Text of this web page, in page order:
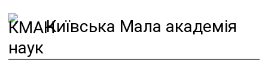
Київська Мала академія
наук